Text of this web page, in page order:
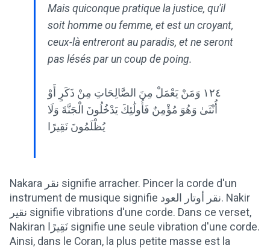
Mais quiconque pratique la justice, qu'il
soit homme ou femme, et est un croyant,
ceux-là entreront au paradis, et ne seront
pas lésés par un coup de poing.
١٢٤ وَمَنْ يَعْمَلْ مِنَ الصَّالِحَاتِ مِنْ ذَكَرٍ أَوْ
أُنْثَىٰ وَهُوَ مُؤْمِنٌ فَأُولَٰئِكَ يَدْخُلُونَ الْجَنَّةَ وَلَا
يُظْلَمُونَ نَقِيرًا
Nakara نقر signifie arracher. Pincer la corde d'un
instrument de musique signifie نقر أوتار العود. Nakir
نقير signifie vibrations d'une corde. Dans ce verset,
Nakiran نَقِيرًا signifie une seule vibration d'une corde.
Ainsi, dans le Coran, la plus petite masse est la